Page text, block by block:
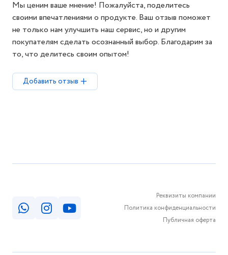
Мы ценим ваше мнение! Пожалуйста, поделитесь
своими впечатлениями о продукте. Ваш отзыв поможет
не только нам улучшить наш сервис, но и другим
покупателям сделать осознанный выбор. Благодарим за
то, что делитесь своим опытом!
Добавить отзыв
Реквизиты компании
Политика конфиденциальности
Публичная оферта